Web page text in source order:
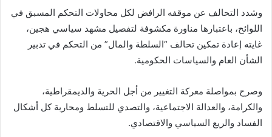
وشدد التحالف عن موقفه الرافض لكل محاولات التحكم المسبق في
اللوائح، باعتبارها مناورة مكشوفة لتفصيل مشهد سياسي هجين،
غايته إعادة تمكين تحالف “السلطة والمال” من التحكم في تدبير
الشأن العام والسياسات الحكومية.
وصرح بمواصلة معركة التغيير من أجل الحرية والديمقراطية،
والكرامة، والعدالة الاجتماعية، والتصدي للتسلط ومحاربة كل أشكال
الفساد والريع السياسي والاقتصادي.